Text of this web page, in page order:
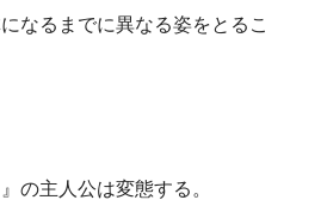
なるまでに異なる姿をとるこ
の主人公は変態する。